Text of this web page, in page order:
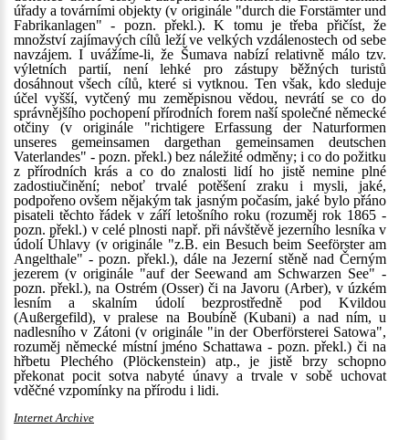
úřady a továrními objekty (v originále "durch die Forstämter und
Fabrikanlagen" - pozn. překl.). K tomu je třeba přičíst, že
množství zajímavých cílů leží ve velkých vzdálenostech od sebe
navzájem. I uvážíme-li, že Šumava nabízí relativně málo tzv.
výletních partií, není lehké pro zástupy běžných turistů
dosáhnout všech cílů, které si vytknou. Ten však, kdo sleduje
účel vyšší, vytčený mu zeměpisnou vědou, nevrátí se co do
správnějšího pochopení přírodních forem naší společné německé
otčiny (v originále "richtigere Erfassung der Naturformen
unseres gemeinsamen dargethan gemeinsamen deutschen
Vaterlandes" - pozn. překl.) bez náležité odměny; i co do požitku
z přírodních krás a co do znalosti lidí ho jistě nemine plné
zadostiučinění; neboť trvalé potěšení zraku i mysli, jaké,
podpořeno ovšem nějakým tak jasným počasím, jaké bylo přáno
pisateli těchto řádek v září letošního roku (rozuměj rok 1865 -
pozn. překl.) v celé plnosti např. při návštěvě jezerního lesníka v
údolí Úhlavy (v originále "z.B. ein Besuch beim Seeförster am
Angelthale" - pozn. překl.), dále na Jezerní stěně nad Černým
jezerem (v originále "auf der Seewand am Schwarzen See" -
pozn. překl.), na Ostrém (Osser) či na Javoru (Arber), v úzkém
lesním a skalním údolí bezprostředně pod Kvildou
(Außergefild), v pralese na Boubíně (Kubani) a nad ním, u
nadlesního v Zátoni (v originále "in der Oberförsterei Satowa",
rozuměj německé místní jméno Schattawa - pozn. překl.) či na
hřbetu Plechého (Plöckenstein) atp., je jistě brzy schopno
překonat pocit sotva nabyté únavy a trvale v sobě uchovat
vděčné vzpomínky na přírodu i lidi.
Internet Archive